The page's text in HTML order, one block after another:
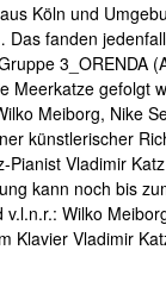
Köln und
fanden
3_ORENDA
Meerkatze gefolgt
Meiborg, Nike
künstlerischer
Vladimir
kann noch bis
Wilko
Klavier Vladimir